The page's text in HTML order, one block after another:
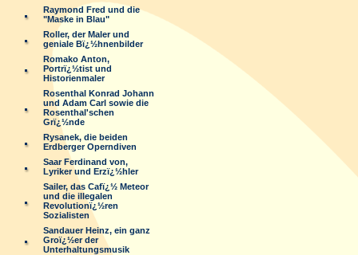
Raymond Fred und die
"Maske in Blau"
Roller, der Maler und
geniale Bï¿½hnenbilder
Romako Anton,
Portrï¿½tist und
Historienmaler
Rosenthal Konrad Johann
und Adam Carl sowie die
Rosenthal'schen
Grï¿½nde
Rysanek, die beiden
Erdberger Operndiven
Saar Ferdinand von,
Lyriker und Erzï¿½hler
Sailer, das Cafï¿½ Meteor
und die illegalen
Revolutionï¿½ren
Sozialisten
Sandauer Heinz, ein ganz
Groï¿½er der
Unterhaltungsmusik